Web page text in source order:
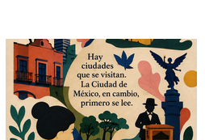
valioso: los derechos exclusivos para
transmitir por streaming los 104
partidos del torneo en México. La
estrategia parecía impecable: convertir
el evento deportivo